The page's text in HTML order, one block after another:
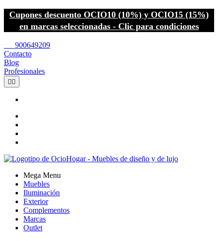
Cupones descuento OCIO10 (10%) y OCIO15 (15%)
en marcas seleccionadas - Clic para condiciones
900649209
Contacto
Blog
Profesionales
 
Mega Menu
Muebles
Iluminación
Exterior
Complementos
Marcas
Outlet